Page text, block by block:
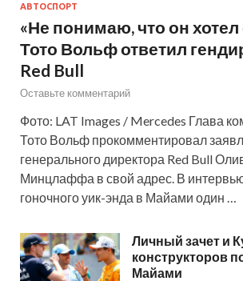
АВТОСПОРТ
«Не понимаю, что он хотел
Тото Вольф ответил
Red Bull
Оставьте комментарий
Фото: LAT Images / Mercedes Глава
Тото Вольф прокомментировал
генерального директора Red Bull
Минцлаффа в свой адрес. В
гоночного уик-энда в Майами один …
Личный зачет и
конструкторов
Майами